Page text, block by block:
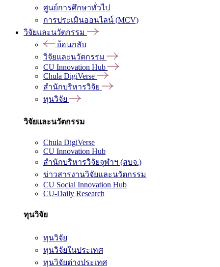
ศูนย์การศึกษาทั่วไป
การประเมินออนไลน์ (MCV)
วิจัยและนวัตกรรม
ย้อนกลับ
วิจัยและนวัตกรรม
CU Innovation Hub
Chula DigiVerse
สำนักบริหารวิจัย
ทุนวิจัย
วิจัยและนวัตกรรม
Chula DigiVerse
CU Innovation Hub
สำนักบริหารวิจัยจุฬาฯ (สบจ.)
ข่าวสารงานวิจัยและนวัตกรรม
CU Social Innovation Hub
CU-Daily Research
ทุนวิจัย
ทุนวิจัย
ทุนวิจัยในประเทศ
ทุนวิจัยต่างประเทศ